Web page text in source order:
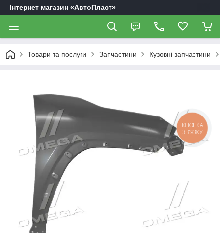
Інтернет магазин «АвтоПласт»
Товари та послуги Запчастини Кузовні запчастини
КНОПКА
ЗВ'ЯЗКУ